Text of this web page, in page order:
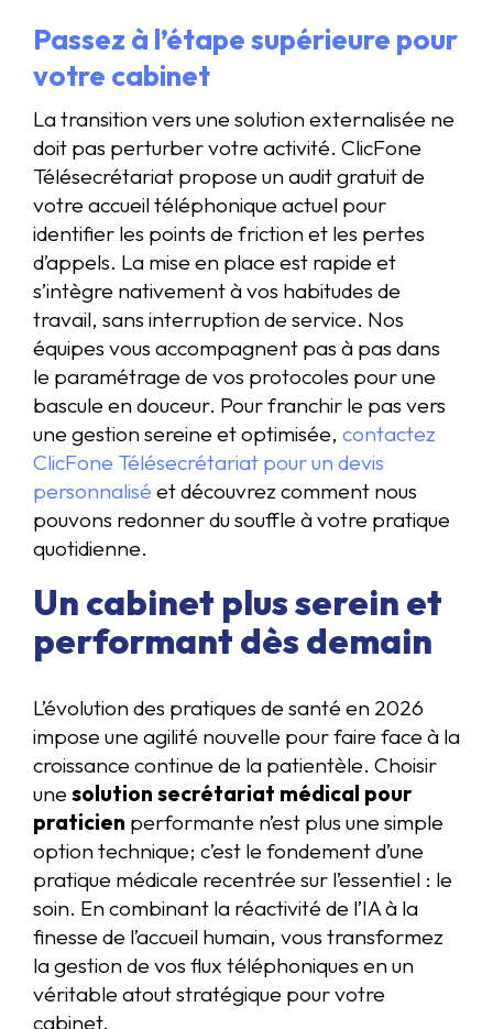
Passez à l’étape supérieure pour
votre cabinet
La transition vers une solution externalisée ne
doit pas perturber votre activité. ClicFone
Télésecrétariat propose un audit gratuit de
votre accueil téléphonique actuel pour
identifier les points de friction et les pertes
d’appels. La mise en place est rapide et
s’intègre nativement à vos habitudes de
travail, sans interruption de service. Nos
équipes vous accompagnent pas à pas dans
le paramétrage de vos protocoles pour une
bascule en douceur. Pour franchir le pas vers
une gestion sereine et optimisée, contactez
ClicFone Télésecrétariat pour un devis
personnalisé et découvrez comment nous
pouvons redonner du souffle à votre pratique
quotidienne.
Un cabinet plus serein et
performant dès demain
L’évolution des pratiques de santé en 2026
impose une agilité nouvelle pour faire face à la
croissance continue de la patientèle. Choisir
une solution secrétariat médical pour
praticien performante n’est plus une simple
option technique; c’est le fondement d’une
pratique médicale recentrée sur l’essentiel : le
soin. En combinant la réactivité de l’IA à la
finesse de l’accueil humain, vous transformez
la gestion de vos flux téléphoniques en un
véritable atout stratégique pour votre
cabinet.